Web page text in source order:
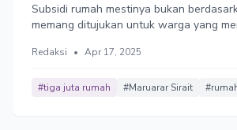
Subsidi rumah mestinya bukan
memang ditujukan untuk warga yang
Redaksi • Apr 17, 2025
#tiga juta rumah #Maruarar Sirait